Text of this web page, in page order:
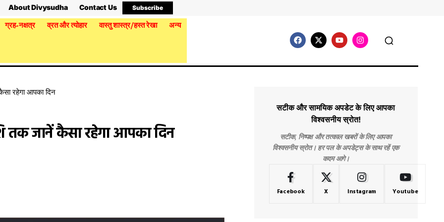
About Divysudha Contact Us Subscribe
ग्रह-नक्षत्र व्रत और त्योहार वास्तु शास्त्र/हस्त रेखा अन्य
रहेगा आपका दिन
तक जानें कैसा रहेगा आपका दिन
सटीक और सामयिक अपडेट के लिए आपका
विश्वसनीय स्रोत!
सटीक, निष्पक्ष और तत्काल खबरों के लिए आपका
विश्वसनीय स्रोत। हर पल के अपडेट्स के साथ रहें एक
कदम आगे।
Facebook X Instagram Youtube